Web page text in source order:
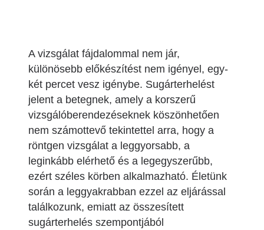
A vizsgálat fájdalommal nem jár,
különösebb előkészítést nem igényel, egy-
két percet vesz igénybe. Sugárterhelést
jelent a betegnek, amely a korszerű
vizsgálóberendezéseknek köszönhetően
nem számottevő tekintettel arra, hogy a
röntgen vizsgálat a leggyorsabb, a
leginkább elérhető és a legegyszerűbb,
ezért széles körben alkalmazható. Életünk
során a leggyakrabban ezzel az eljárással
találkozunk, emiatt az összesített
sugárterhelés szempontjából